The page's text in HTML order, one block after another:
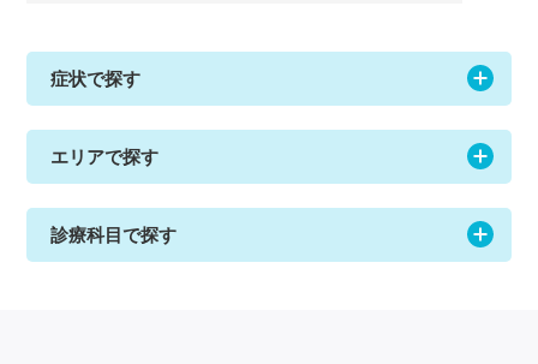
症状で探す
エリアで探す
診療科目で探す